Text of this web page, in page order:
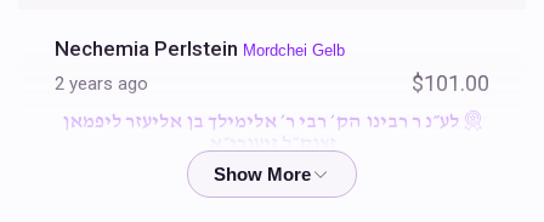
$1,400.00
Sold
לייכטער לכבוד שבת קודש
Sold
Nechemia Perlstein Mordchei Gelb
2 years ago $101.00
לע״נ ר רבינו הק׳ רבי ר׳ אלימילך בן אליעזר ליפמאן
זצוק״ל זיעוכי״א